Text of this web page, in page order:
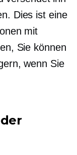
Dies ist eine
mit
Sie können
wenn Sie